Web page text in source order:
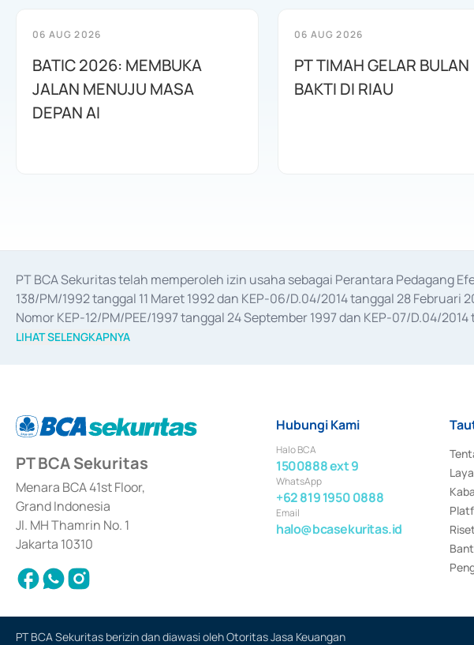
06 AUG 2026
BATIC 2026: MEMBUKA
JALAN MENUJU MASA
DEPAN AI
06 AUG 2026
PT TIMAH GELAR BULAN
BAKTI DI RIAU
PT BCA Sekuritas telah memperoleh izin usaha sebagai Perantara Pedagang
138/PM/1992 tanggal 11 Maret 1992 dan KEP-06/D.04/2014 tanggal 28
Nomor KEP-12/PM/PEE/1997 tanggal 24 September 1997 dan KEP-07/D.04/
merger, akuisisi, divestasi, dan
LIHAT SELENGKAPNYA
PT BCA Sekuritas
Menara BCA 41st Floor,
Grand Indonesia
Jl. MH Thamrin No. 1
Jakarta 10310
Hubungi Kami
Halo BCA
1500888 ext 9
WhatsApp
+62 819 1950 0888
Email
halo@bcasekuritas.id
PT BCA Sekuritas berizin dan diawasi oleh Otoritas Jasa Keuangan